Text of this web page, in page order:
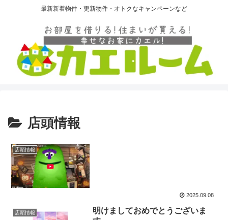
最新新着物件・更新物件・オトクなキャンペーンなど
店頭情報
店頭情報
2025.09.08
店頭情報
明けましておめでとうございま